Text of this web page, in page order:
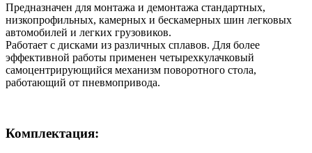
Предназначен для монтажа и демонтажа стандартных,
низкопрофильных, камерных и бескамерных шин легковых
автомобилей и легких грузовиков.
Работает с дисками из различных сплавов. Для более
эффективной работы применен четырехкулачковый
самоцентрирующийся механизм поворотного стола,
работающий от пневмопривода.
Комплектация: